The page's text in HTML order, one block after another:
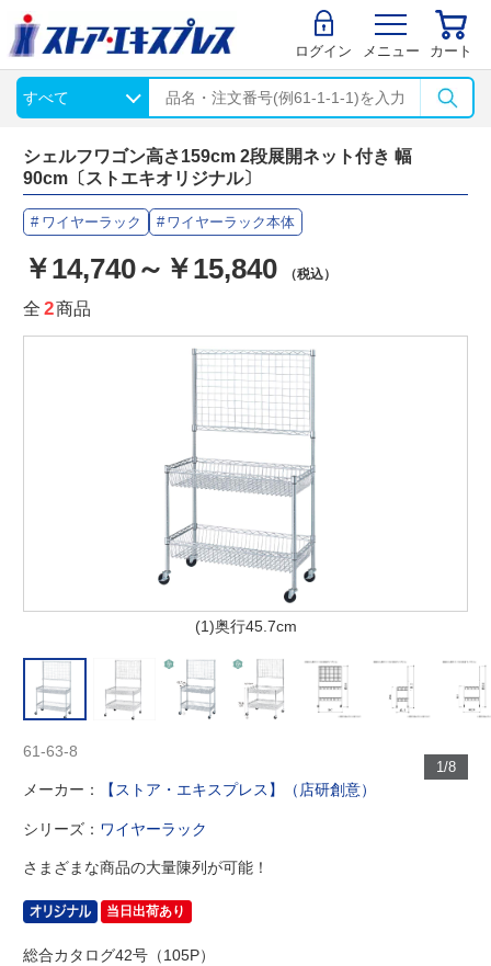
ログイン メニュー カート
シェルフワゴン高さ159cm 2段展開ネット付き 幅
90cm〔ストエキオリジナル〕
ワイヤーラック ワイヤーラック本体
￥14,740～￥15,840 （税込）
全 2商品
(1)奥行45.7cm
1/8
61-63-8
メーカー： 【ストア・エキスプレス】（店研創意）
シリーズ： ワイヤーラック
さまざまな商品の大量陳列が可能！
当日出荷あり
総合カタログ42号（105P）